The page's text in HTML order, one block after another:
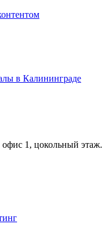
в Калининграде
1, цокольный этаж.